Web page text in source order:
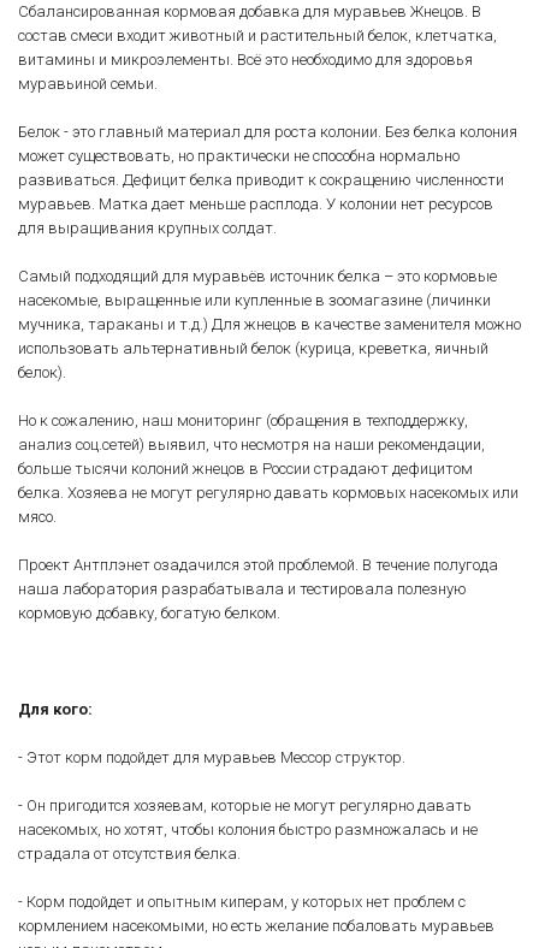
Сбалансированная кормовая добавка для муравьев Жнецов. В
состав смеси входит животный и растительный белок, клетчатка,
витамины и микроэлементы. Всё это необходимо для здоровья
муравьиной семьи.
Белок - это главный материал для роста колонии. Без белка колония
может существовать, но практически не способна нормально
развиваться. Дефицит белка приводит к сокращению численности
муравьев. Матка дает меньше расплода. У колонии нет ресурсов
для выращивания крупных солдат.
Самый подходящий для муравьёв источник белка – это кормовые
насекомые, выращенные или купленные в зоомагазине (личинки
мучника, тараканы и т.д.) Для жнецов в качестве заменителя можно
использовать альтернативный белок (курица, креветка, яичный
белок).
Но к сожалению, наш мониторинг (обращения в техподдержку,
анализ соц.сетей) выявил, что несмотря на наши рекомендации,
больше тысячи колоний жнецов в России страдают дефицитом
белка. Хозяева не могут регулярно давать кормовых насекомых или
мясо.
Проект Антплэнет озадачился этой проблемой. В течение полугода
наша лаборатория разрабатывала и тестировала полезную
кормовую добавку, богатую белком.
Для кого:
- Этот корм подойдет для муравьев Мессор структор.
- Он пригодится хозяевам, которые не могут регулярно давать
насекомых, но хотят, чтобы колония быстро размножалась и не
страдала от отсутствия белка.
- Корм подойдет и опытным киперам, у которых нет проблем с
кормлением насекомыми, но есть желание побаловать муравьев